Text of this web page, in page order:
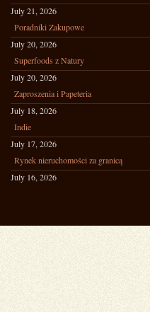
July 21, 2026
Poradniki Zakupowe
July 20, 2026
Superfoods z Natury
July 20, 2026
Zaproszenia i Papeteria
July 18, 2026
Indie
July 17, 2026
Rynek nieruchomości za granicą
July 16, 2026